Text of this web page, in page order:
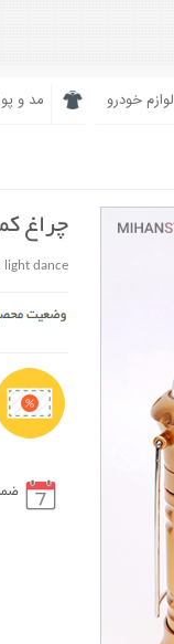
لوازم خودرو مد و
چراغ
light dance